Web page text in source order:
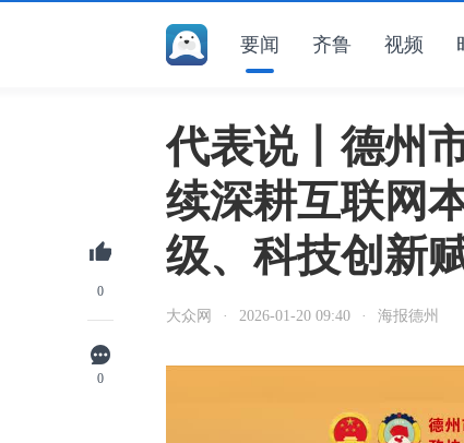
要闻 齐鲁 视频
0
0
代表说丨德州
续深耕互联网
级、科技创新
大众网 · 2026-01-20 09:40 · 海报德州